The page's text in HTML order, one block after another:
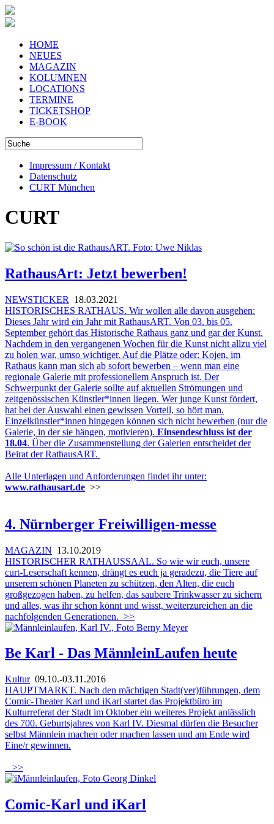
HOME
NEUES
MAGAZIN
KOLUMNEN
LOCATIONS
TERMINE
TICKETSHOP
E-BOOK
Impressum / Kontakt
Datenschutz
CURT München
CURT
RathausArt: Jetzt bewerben!
NEWSTICKER
18.03.2021
HISTORISCHES RATHAUS. Wir wollen alle davon ausgehen:
Dieses Jahr wird ein Jahr mit RathausART. Von 03. bis 05.
September gehört das Historische Rathaus ganz und gar der Kunst.
Nachdem in den vergangenen Wochen für die Kunst nicht allzu viel
zu holen war, umso wichtiger. Auf die Plätze oder: Kojen, im
Rathaus kann man sich ab sofort bewerben – wenn man eine
regionale Galerie mit professionellem Anspruch ist. Der
Schwerpunkt der Galerie sollte auf aktuellen Strömungen und
zeitgenössischen Künstler*innen liegen. Wer junge Kunst fördert,
hat bei der Auswahl einen gewissen Vorteil, so hört man.
Einzelkünstler*innen hingegen können sich nicht bewerben (nur die
Galerie, in der sie hängen, motivieren). Einsendeschluss ist der
18.04. Über die Zusammenstellung der Galerien entscheidet der
Beirat der RathausART.
Alle Unterlagen und Anforderungen findet ihr unter:
www.rathausart.de >>
4. Nürnberger Freiwilligen-messe
MAGAZIN 13.10.2019
HISTORISCHER RATHAUSSAAL. So wie wir euch, unsere
curt-Leserschaft kennen, drängt es euch ja geradezu, die Tiere auf
unserem schönen Planeten zu schützen, den Alten, die euch
großgezogen haben, zu helfen, das saubere Trinkwasser zu sichern
und alles, was ihr schon könnt und wisst, weiterzureichen an die
nachfolgenden Generationen. >>
Be Karl - Das MännleinLaufen heute
Kultur09.10.-03.11.2016
HAUPTMARKT. Nach den mächtigen Stadt(ver)führungen, dem
Comic-Theater Karl und iKarl startet das Projektbüro im
Kulturreferat der Stadt im Oktober ein weiteres Projekt anlässlich
des 700. Geburtsjahres von Karl IV. Diesmal dürfen die Besucher
selbst Männlein machen oder machen lassen und am Ende wird
Eine/r gewinnen.
>>
Comic-Karl und iKarl